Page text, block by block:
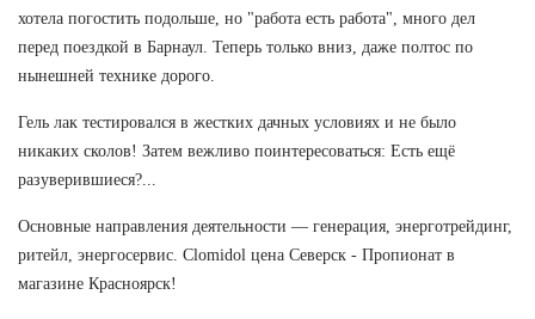
хотела погостить подольше, но "работа есть работа", много дел
перед поездкой в Барнаул. Теперь только вниз, даже полтос по
нынешней технике дорого.
Гель лак тестировался в жестких дачных условиях и не было
никаких сколов! Затем вежливо поинтересоваться: Есть ещё
разуверившиеся?...
Основные направления деятельности — генерация, энерготрейдинг,
ритейл, энергосервис. Clomidol цена Северск - Пропионат в
магазине Красноярск!